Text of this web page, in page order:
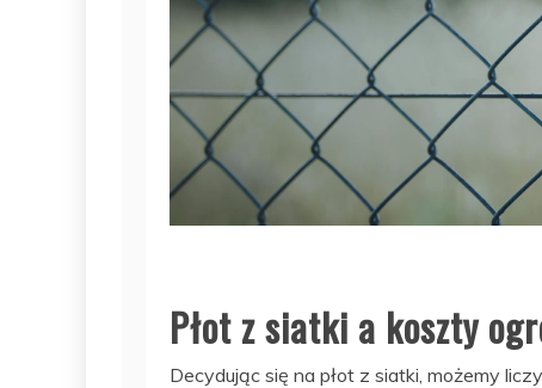
Płot z siatki a koszty
Decydując się na płot z siatki, możemy